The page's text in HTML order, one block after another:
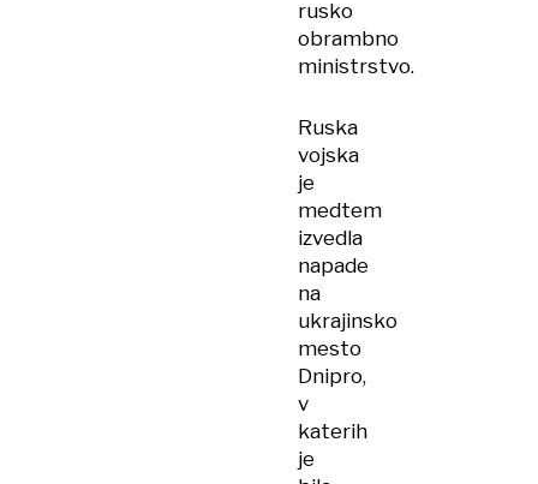
rusko
obrambno
ministrstvo.
Ruska
vojska
je
medtem
izvedla
napade
na
ukrajinsko
mesto
Dnipro,
v
katerih
je